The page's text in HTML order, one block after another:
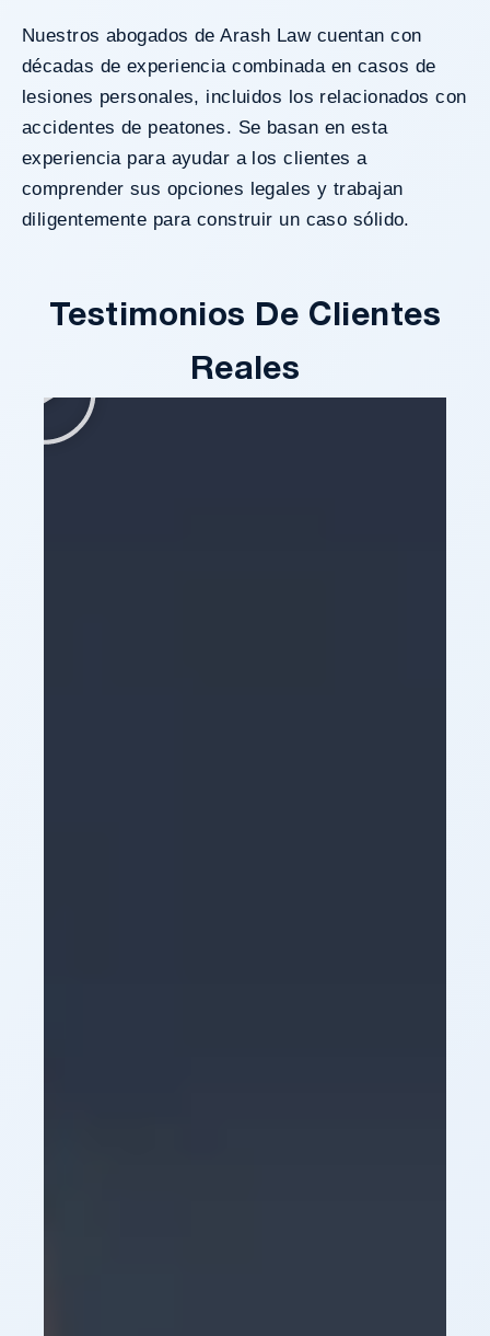
Nuestros abogados de Arash Law cuentan con
décadas de experiencia combinada en casos de
lesiones personales, incluidos los relacionados con
accidentes de peatones. Se basan en esta
experiencia para ayudar a los clientes a
comprender sus opciones legales y trabajan
diligentemente para construir un caso sólido.
Testimonios De Clientes
Reales